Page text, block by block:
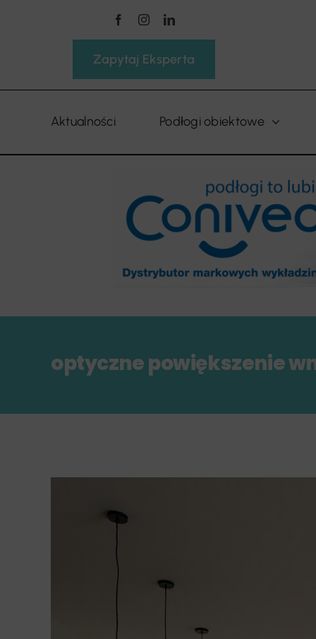
Zapytaj Eksperta
Aktualności Podłogi obiektowe
optyczne powiększenie